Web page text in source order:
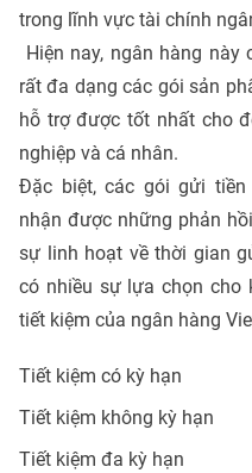
trong lĩnh vực tài chính
Hiện nay, ngân hàng
rất đa dạng các gói sản
hỗ trợ được tốt nhất cho
nghiệp và cá nhân.
Đặc biệt, các gói gửi tiền
nhận được những phản
sự linh hoạt về thời gian
có nhiều sự lựa chọn cho
tiết kiệm của ngân hàng
Tiết kiệm có kỳ hạn
Tiết kiệm không kỳ hạn
Tiết kiệm đa kỳ hạn